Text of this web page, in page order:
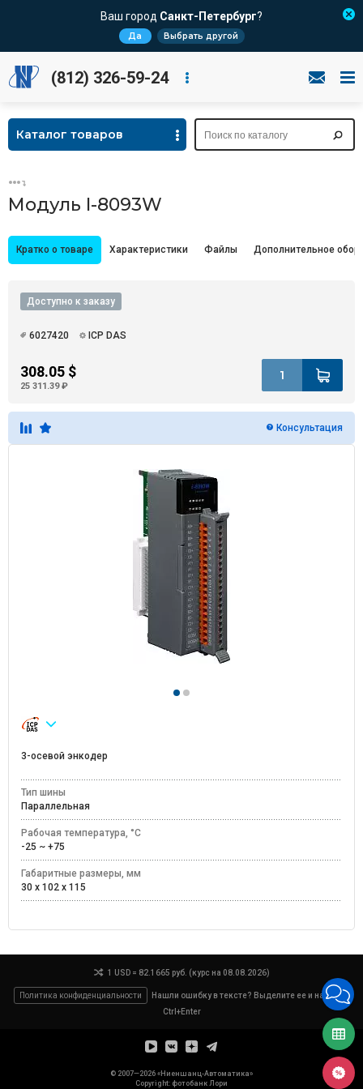
Ваш город Санкт-Петербург?
Да Выбрать другой
(812) 326-59-24
Каталог товаров
Модуль I-8093W
Кратко о товаре Характеристики Файлы Дополнительное
Доступно к заказу
6027420 ICP DAS
308.05 $
25 311.39 ₽
Консультация
3-осевой энкодер
Тип шины
Параллельная
Рабочая температура, °C
-25 ~ +75
Габаритные размеры, мм
30 x 102 x 115
1 USD = 82.1665 руб. (курс на 08.08.2026)
Политика конфиденциальности
Нашли ошибку в тексте? Выделите ее и нажмите
Ctrl+Enter
© 2007—2026 «Ниеншанц-Автоматика»
Copyright: фотобанк Лори